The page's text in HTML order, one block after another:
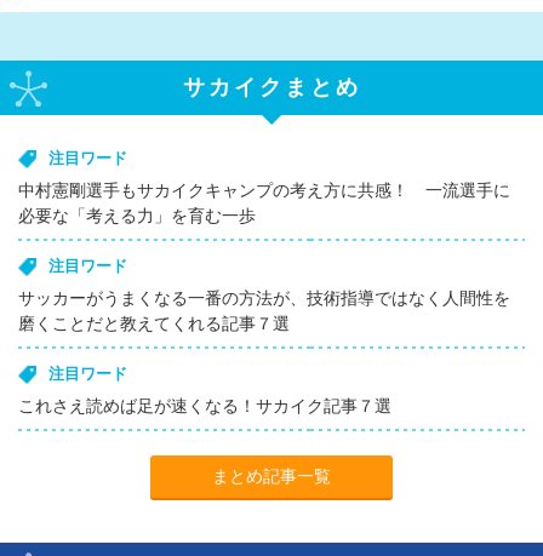
サカイクまとめ
注目ワード
中村憲剛選手もサカイクキャンプの考え方に共感！ 一流選手に
必要な「考える力」を育む一歩
注目ワード
サッカーがうまくなる一番の方法が、技術指導ではなく人間性を
磨くことだと教えてくれる記事７選
注目ワード
これさえ読めば足が速くなる！サカイク記事７選
まとめ記事一覧